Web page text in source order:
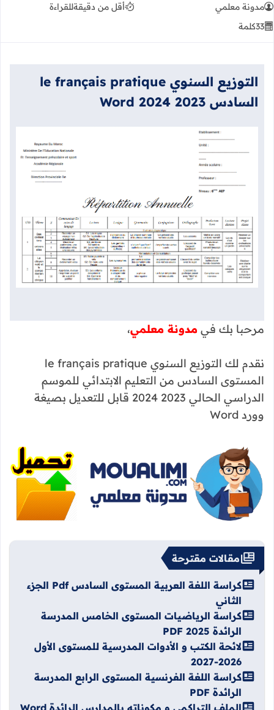
مدونة معلمي أقل من دقيقةللقراءة
33كلمة
التوزيع السنوي le français pratique
السادس 2023 2024 Word
مرحبا بك في مدونة معلمي،
المستوى السادس من التعليم الابتدائي للموسم
الدراسي الحالي 2023 2024 قابل للتعديل بصيغة
وورد Word
مقالات مقترحة
كراسة اللغة العربية المستوى السادس Pdf الجزء
الثاني
كراسة الرياضيات المستوى الخامس المدرسة
الرائدة PDF 2025
لائحة الكتب و الأدوات المدرسية للمستوى الأول
2026-2027
كراسة اللغة الفرنسية المستوى الرابع المدرسة
الرائدة PDF
الملف التراكمي و مكوناته بالمدارس الرائدة Word